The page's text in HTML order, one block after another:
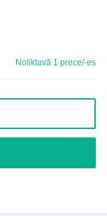
Noliktavā 1 prece/-es